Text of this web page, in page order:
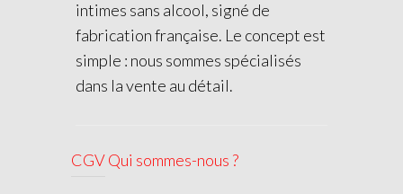
intimes sans alcool, signé de
fabrication française. Le concept est
simple : nous sommes spécialisés
dans la vente au détail.
CGVQui sommes-nous ?